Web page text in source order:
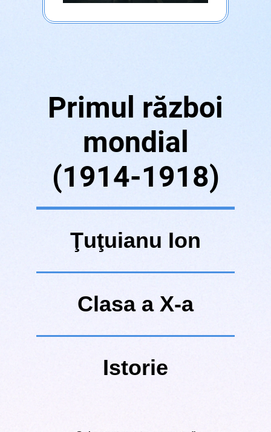
Primul război
mondial
(1914-1918)
Ţuţuianu Ion
Clasa a X-a
Istorie